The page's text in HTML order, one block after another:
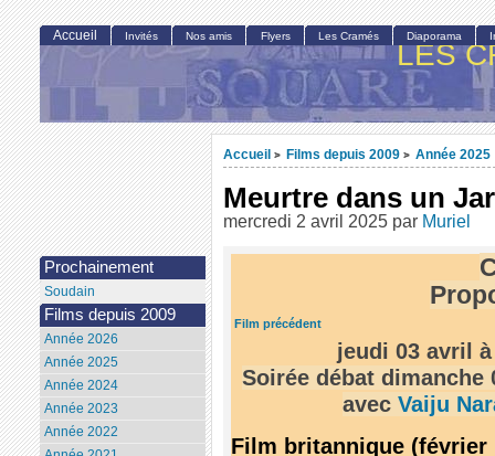
LES
Accueil > Films depuis 2009 > Année 2025
Meurtre dans un
mercredi 2 avril 2025 par Muriel
Film précédent
jeudi 03 avril à
Soirée débat dimanche
avecVaiju
Film britannique (février
Accueil Invités Nos amis Flyers Les Cramés Diaporama
Prochainement
Soudain
Films depuis 2009
Année 2026
Année 2025
Année 2024
Année 2023
Année 2022